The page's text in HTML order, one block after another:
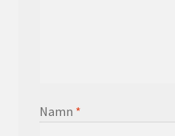
Namn *